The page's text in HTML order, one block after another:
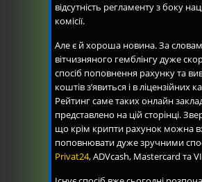
відсутність регламенту з боку
комісії.
Але є й хороша новина. За
вітчизняного гемблінгу дуже
спосіб поповнення рахунку та
коштів з’явиться і в ліцензійних
Рейтинг саме таких онлайн
представлено на цій сторінці.
що крім крипти рахунок можна
поповнювати дуже зручними
Privat24, ADVcash, Mastercard та